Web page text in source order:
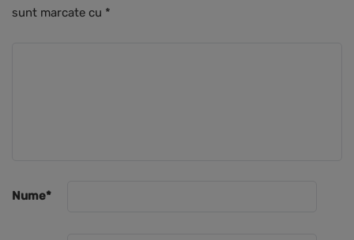
sunt marcate cu *
Nume*